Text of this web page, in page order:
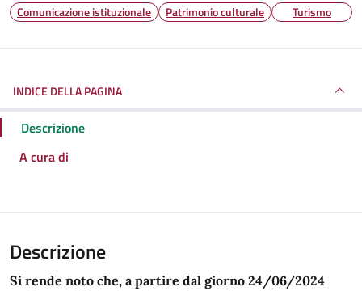
Comunicazione istituzionale Patrimonio culturale Turismo
INDICE DELLA PAGINA
Descrizione
A cura di
Descrizione
Si rende noto che, a partire dal giorno 24/06/2024